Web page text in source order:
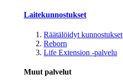
Laitekunnostukset
Räätälöidyt kunnostukset
Reborn
Life Extension -palvelu
Muut palvelut